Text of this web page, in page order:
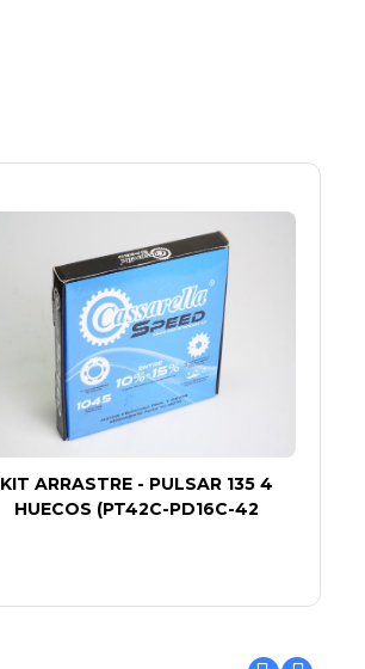
KIT ARRASTRE - PULSAR 135 4
HUECOS (PT42C-PD16C-42